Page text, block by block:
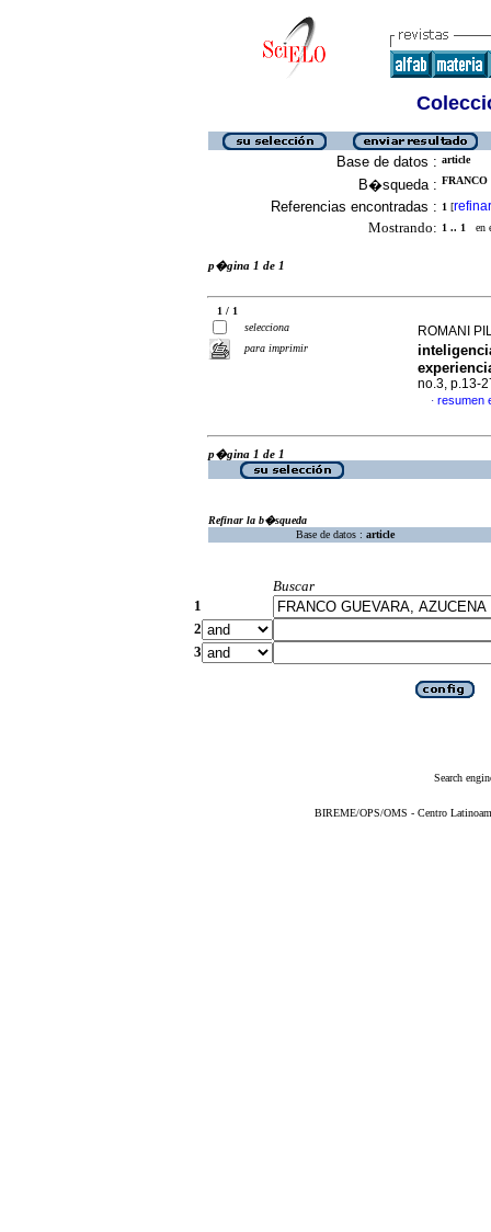
Base de datos : article
B�squeda :
Referencias encontradas : 1 [refinar
Mostrando: 1 .. 1 en
p�gina 1 de 1
1 / 1
selecciona
para imprimir
ROMANI
no.3, p.13-
· resumen
p�gina 1 de 1
Refinar la b�squeda
Base de datos : article
Buscar
1
2
3
Search
BIREME/OPS/OMS - Centro